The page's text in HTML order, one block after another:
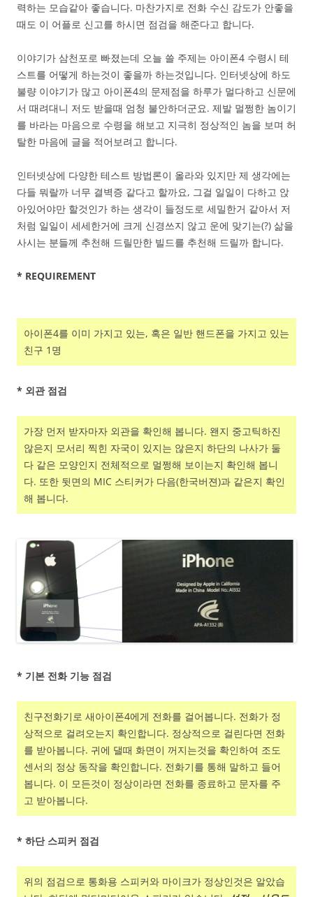
력하는 모습같아 좋습니다. 마찬가지로 전화 수신 감도가 안좋을
때도 이 어플로 신고를 하시면 점검을 해준다고 합니다.
이야기가 삼천포로 빠졌는데 오늘 쓸 주제는 아이폰4 수령시 테
스트를 어떻게 하는것이 좋을까 하는것입니다. 인터넷상에 하도
불량 이야기가 많고 아이폰4의 문제점을 하루가 멀다하고 신문에
서 때려대니 저도 받을때 엄청 불안하더군요. 제발 멀쩡한 놈이기
를 바라는 마음으로 수령을 해보고 지극히 정상적인 놈을 보며 허
탈한 마음에 글을 적어보려고 합니다.
인터넷상에 다양한 테스트 방법론이 올라와 있지만 제 생각에는
다들 뭐랄까 너무 결벽증 같다고 할까요, 그걸 일일이 다하고 앉
아있어야만 할것인가 하는 생각이 들정도로 세밀한거 같아서 저
처럼 일일이 세세한거에 크게 신경쓰지 않고 운에 맞기는(?) 삶을
사시는 분들께 추천해 드릴만한 빌드를 추천해 드릴까 합니다.
* REQUIREMENT
아이폰4를 이미 가지고 있는, 혹은 일반 핸드폰을 가지고 있는
친구 1명
* 외관 점검
가장 먼저 받자마자 외관을 확인해 봅니다. 왠지 중고틱하진
않은지 모서리 찍힌 자국이 있지는 않은지 하단의 나사가 둘
다 같은 모양인지 전체적으로 멀쩡해 보이는지 확인해 봅니
다. 또한 뒷면의 MIC 스티커가 다음(한국버젼)과 같은지 확인
해 봅니다.
* 기본 전화 기능 점검
친구전화기로 새아이폰4에게 전화를 걸어봅니다. 전화가 정
상적으로 걸려오는지 확인합니다. 정상적으로 걸린다면 전화
를 받아봅니다. 귀에 댈때 화면이 꺼지는것을 확인하여 조도
센서의 정상 동작을 확인합니다. 전화기를 통해 말하고 들어
봅니다. 이 모든것이 정상이라면 전화를 종료하고 문자를 주
고 받아봅니다.
* 하단 스피커 점검
위의 점검으로 통화용 스피커와 마이크가 정상인것은 알았습